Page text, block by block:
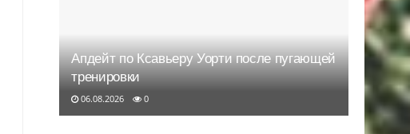
Апдейт по Ксавьеру Уорти после пугающей
тренировки
06.08.2026 0